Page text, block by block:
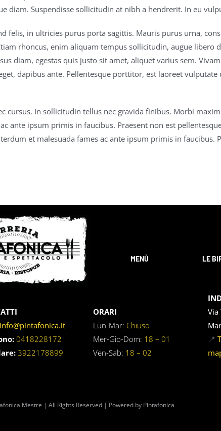
diam. Suspendisse sollicitudin at nibh a hendrerit. In eu
felis, in ultricies purus porta sagittis. Mauris purus urna,
rhoncus, enim aliquam tempus sollicitudin, augue libero
diam, egestas quis justo sit amet, aliquet varius sem.
dapibus ante. Pellentesque porttitor, est laoreet
In sollicitudin tellus nec gravida finibus. Morbi
ante ipsum primis in faucibus. Praesent non est
et malesuada fames ac ante ipsum primis in faucibus.
MENÙ LE
info@pintafonica.it
0418228172
3922178899
ORARI
Lun-Mar: Chiuso
Mer-Gio-Dom: 18 – 01
Ven-Sab: 18 – 02
Via
📍
Mestre | All Rights Reserved | Powered by Pintafonica